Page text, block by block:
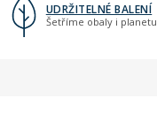
UDRŽITELNÉ BALENÍ
Šetříme obaly i planetu